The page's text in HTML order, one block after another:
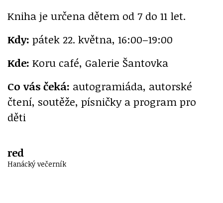
Kniha je určena dětem od 7 do 11 let.
Kdy: pátek 22. května, 16:00–19:00
Kde: Koru café, Galerie Šantovka
Co vás čeká: autogramiáda, autorské
čtení, soutěže, písničky a program pro
děti
red
Hanácký večerník